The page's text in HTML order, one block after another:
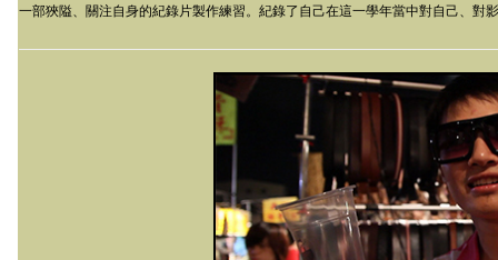
一部狹隘、關注自身的紀錄片製作練習。紀錄了自己在這一學年當中對自己、